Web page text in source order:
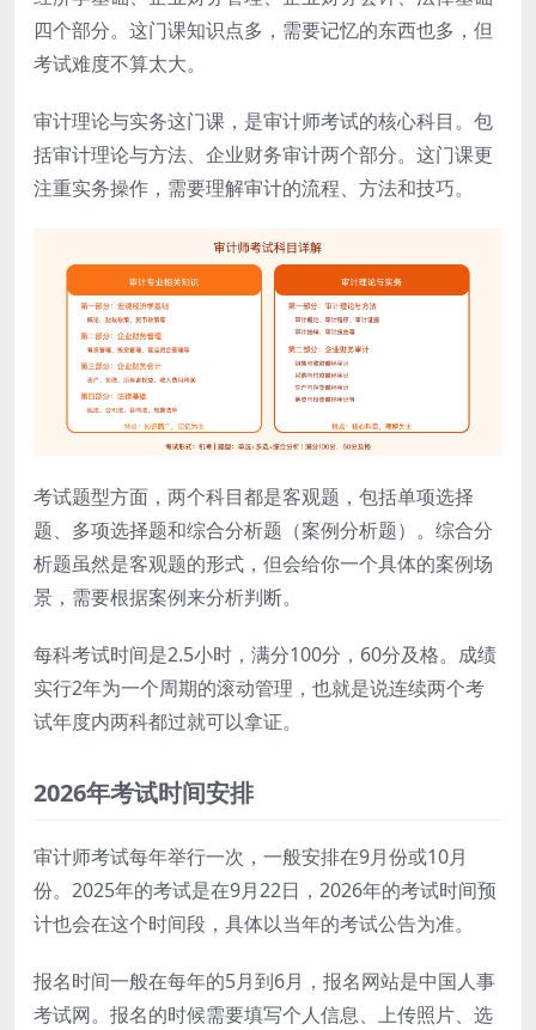
四个部分。这门课知识点多，需要记忆的东西也多，但
考试难度不算太大。
审计理论与实务这门课，是审计师考试的核心科目。包
括审计理论与方法、企业财务审计两个部分。这门课更
注重实务操作，需要理解审计的流程、方法和技巧。
考试题型方面，两个科目都是客观题，包括单项选择
题、多项选择题和综合分析题（案例分析题）。综合分
析题虽然是客观题的形式，但会给你一个具体的案例场
景，需要根据案例来分析判断。
每科考试时间是2.5小时，满分100分，60分及格。成绩
实行2年为一个周期的滚动管理，也就是说连续两个考
试年度内两科都过就可以拿证。
2026年考试时间安排
审计师考试每年举行一次，一般安排在9月份或10月
份。2025年的考试是在9月22日，2026年的考试时间预
计也会在这个时间段，具体以当年的考试公告为准。
报名时间一般在每年的5月到6月，报名网站是中国人事
考试网。报名的时候需要填写个人信息、上传照片、选